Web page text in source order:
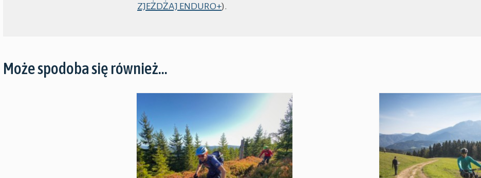
ZJEŻDŻAJ ENDURO+).
Może spodoba się również…